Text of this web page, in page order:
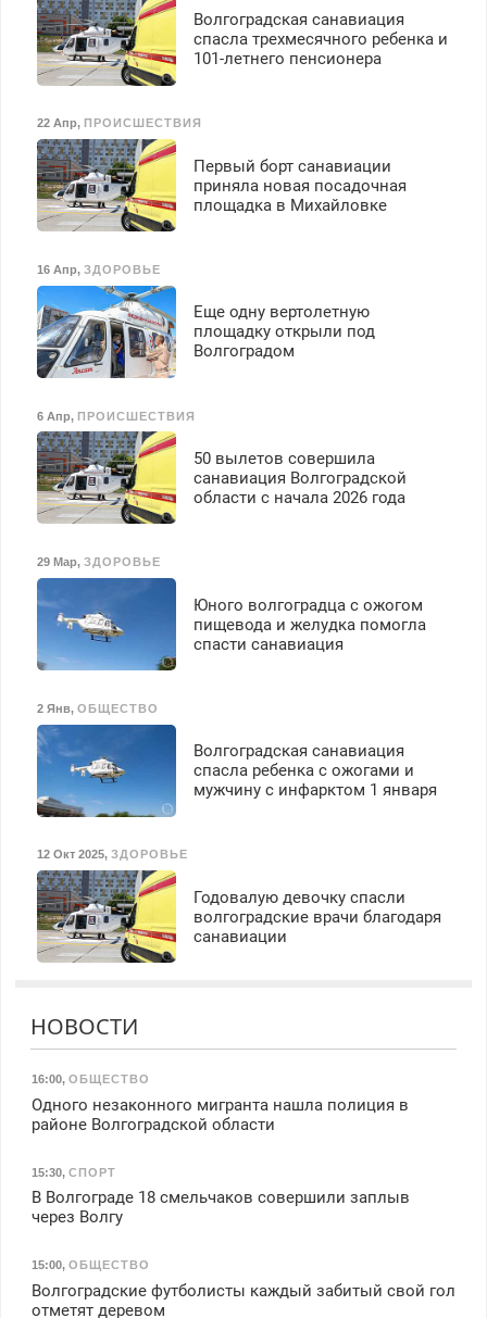
Волгоградская санавиация
спасла трехмесячного ребенка и
101-летнего пенсионера
22 Апр, ПРОИСШЕСТВИЯ
Первый борт санавиации
приняла новая посадочная
площадка в Михайловке
16 Апр, ЗДОРОВЬЕ
Еще одну вертолетную
площадку открыли под
Волгоградом
6 Апр, ПРОИСШЕСТВИЯ
50 вылетов совершила
санавиация Волгоградской
области с начала 2026 года
29 Мар, ЗДОРОВЬЕ
Юного волгоградца с ожогом
пищевода и желудка помогла
спасти санавиация
2 Янв, ОБЩЕСТВО
Волгоградская санавиация
спасла ребенка с ожогами и
мужчину с инфарктом 1 января
12 Окт 2025, ЗДОРОВЬЕ
Годовалую девочку спасли
волгоградские врачи благодаря
санавиации
НОВОСТИ
16:00, ОБЩЕСТВО
Одного незаконного мигранта нашла полиция в
районе Волгоградской области
15:30, СПОРТ
В Волгограде 18 смельчаков совершили заплыв
через Волгу
15:00, ОБЩЕСТВО
Волгоградские футболисты каждый забитый свой гол
отметят деревом